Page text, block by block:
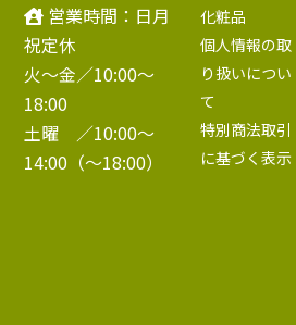
営業時間：日月
祝定休
火～金／10:00〜
18:00
土曜 ／10:00〜
14:00（～18:00）
化粧品
個人情報の取
り扱いについ
て
特別商法取引
に基づく表示